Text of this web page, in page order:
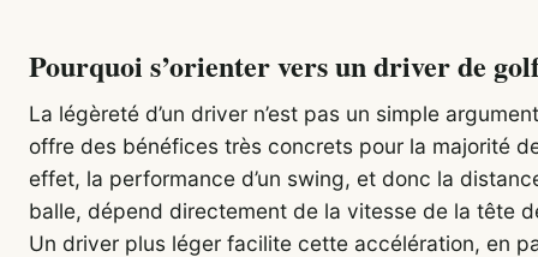
Pourquoi s’orienter vers un driver de
La légèreté d’un driver n’est pas un simple
offre des bénéfices très concrets pour la majorité
effet, la performance d’un swing, et donc la
balle, dépend directement de la vitesse de la tête
Un driver plus léger facilite cette accélération, en